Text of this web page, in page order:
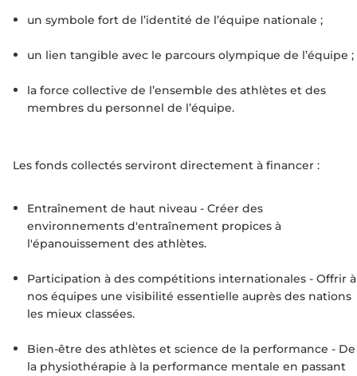
un symbole fort de l’identité de l’équipe nationale ;
un lien tangible avec le parcours olympique de l’équipe ;
la force collective de l’ensemble des athlètes et des
membres du personnel de l’équipe.
Les fonds collectés serviront directement à financer :
Entraînement de haut niveau - Créer des
environnements d'entraînement propices à
l'épanouissement des athlètes.
Participation à des compétitions internationales - Offrir à
nos équipes une visibilité essentielle auprès des nations
les mieux classées.
Bien-être des athlètes et science de la performance - De
la physiothérapie à la performance mentale en passant